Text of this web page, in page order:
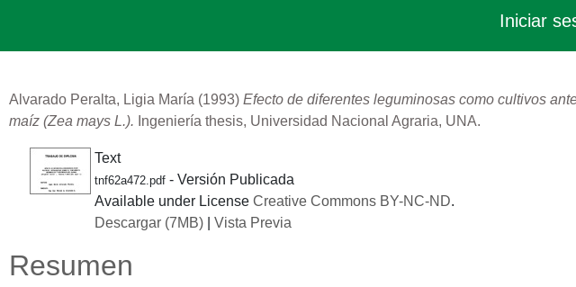
Iniciar
Alvarado Peralta, Ligia María (1993)Efecto de diferentes leguminosas como cultivos
maíz (Zea mays L.). Ingeniería thesis, Universidad Nacional Agraria, UNA.
Text
tnf62a472.pdf - Versión Publicada
Available under LicenseCreative Commons BY-NC-ND.
Descargar (7MB) | Vista Previa
Resumen